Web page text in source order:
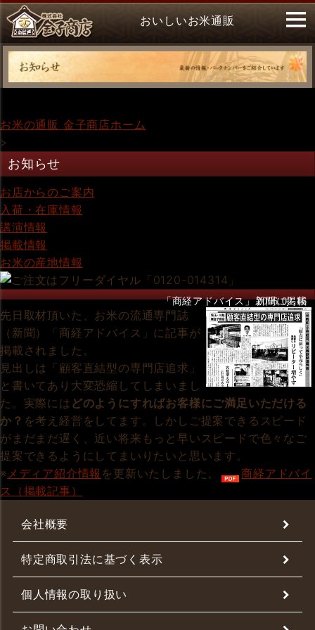
おいしいお米通販
お米の通販 金子商店ホーム
>
お知らせ
お店からのご案内
入荷・在庫情報
講演情報
掲載情報
お米の産地情報
「商経アドバイス」新聞に掲載
2006.02.16
先日取材頂いた、お米の流通専門誌
（新聞）「商経アドバイス」に記事が
掲載されました。
見出しは「顧客直結型の専門店追求」
と書いてあり大変恐縮してしまいまし
た。実際には どのようにすればお客様にご満足いただける
か？ を考え経営をしてます。しかしご提案できるスピード
がまだまだ遅く、近い将来もっと早いスピードで色々なご
提案できるようにしてまいりたいと思います。
※ メディア紹介情報 を更新いたしました。
商経アドバイ
ス（掲載記事）
会社概要
特定商取引法に基づく表示
個人情報の取り扱い